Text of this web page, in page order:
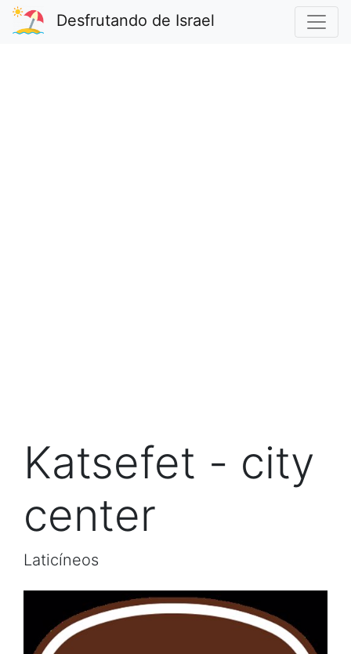
Desfrutando de Israel
Katsefet - city
center
Laticíneos